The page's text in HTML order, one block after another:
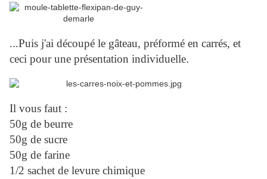
...Puis j'ai découpé le gâteau, préformé en carrés, et
ceci pour une présentation individuelle.
Il vous faut :
50g de beurre
50g de sucre
50g de farine
1/2 sachet de levure chimique